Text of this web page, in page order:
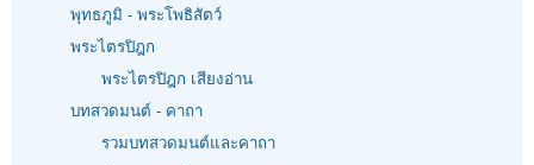
พุทธภูมิ - พระโพธิสัตว์
พระไตรปิฎก
พระไตรปิฎก เสียงอ่าน
บทสวดมนต์ - คาถา
รวมบทสวดมนต์และคาถา